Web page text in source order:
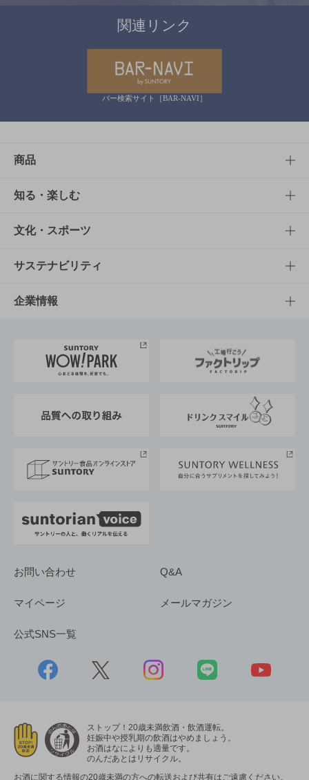
関連リンク
バー検索サイト［BAR-NAVI］
商品
商品TOP
商品一覧
商品発売情報
栄養成分一覧
知る・楽しむ
知る・楽しむTOP
キャンペーン
工場見学
地域情報
文化・スポーツ
文化・スポーツTOP
サントリーホール
サントリーサンバーズ大阪
サステナビリティ
サステナビリティTOP
サントリーが考えるサステナビリティ経営
企業情報
企業概要
採用情報
お問い合わせ Q&A
マイページ メールマガジン
公式SNS一覧
ストップ！20歳未満飲酒・飲酒運転。
妊娠中や授乳期の飲酒はやめましょう。
お酒はなによりも適量です。
のんだあとはリサイクル。
お酒に関する情報の20歳未満の方への転送および共有はご遠慮ください。